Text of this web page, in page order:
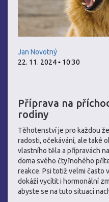
Jan Novotný
22. 11. 2024 ▪ 10:30
Příprava na
rodiny
Těhotenství je pro každou
radosti, očekávání, ale také
vlastního těla a přípravách
doma svého čtyřnohého
reakce. Psi totiž velmi často
dokáží vycítit i hormonální
abyste se na tuto situaci